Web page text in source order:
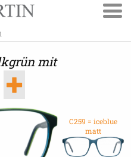
mit
C259 = iceblue
matt